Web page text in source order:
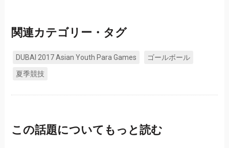
関連カテゴリー・タグ
DUBAI 2017 Asian Youth Para Games
ゴールボール
夏季競技
この話題についてもっと読む